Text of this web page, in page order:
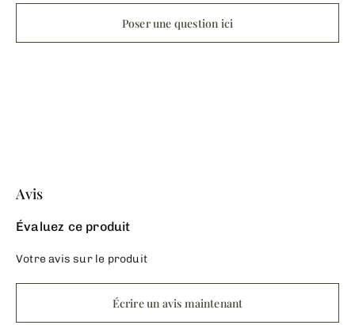
Poser une question ici
Avis
Évaluez ce produit
Votre avis sur le produit
Écrire un avis maintenant